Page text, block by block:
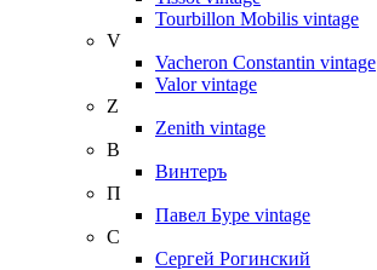
Tourbillon Mobilis vintage
V
Vacheron Constantin vintage
Valor vintage
Z
Zenith vintage
В
Винтеръ
П
Павел Буре vintage
С
Сергей Рогинский